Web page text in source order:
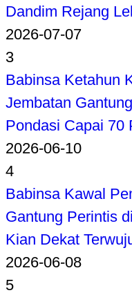
Dandim Rejang
2026-07-07
3
Babinsa Ketahun
Jembatan
Pondasi Capai 70
2026-06-10
4
Babinsa Kawal
Gantung Perintis
Kian Dekat
2026-06-08
5